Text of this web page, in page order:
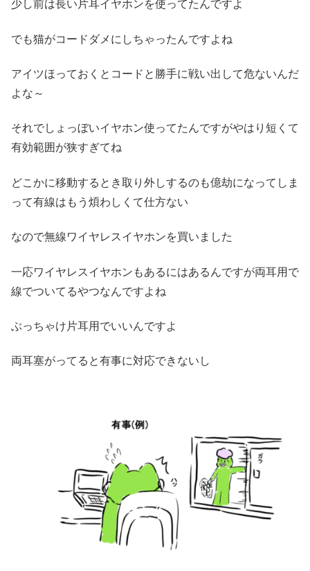
少し前は長い片耳イヤホンを使ってたんですよ
でも猫がコードダメにしちゃったんですよね
アイツほっておくとコードと勝手に戦い出して危ないんだ
よな～
それでしょっぼいイヤホン使ってたんですがやはり短くて
有効範囲が狭すぎてね
どこかに移動するとき取り外しするのも億劫になってしま
って有線はもう煩わしくて仕方ない
なので無線ワイヤレスイヤホンを買いました
一応ワイヤレスイヤホンもあるにはあるんですが両耳用で
線でついてるやつなんですよね
ぶっちゃけ片耳用でいいんですよ
両耳塞がってると有事に対応できないし